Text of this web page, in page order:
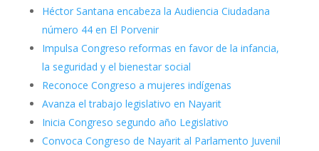
Héctor Santana encabeza la Audiencia Ciudadana
número 44 en El Porvenir
Impulsa Congreso reformas en favor de la infancia,
la seguridad y el bienestar social
Reconoce Congreso a mujeres indígenas
Avanza el trabajo legislativo en Nayarit
Inicia Congreso segundo año Legislativo
Convoca Congreso de Nayarit al Parlamento Juvenil